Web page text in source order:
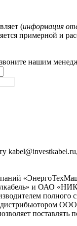
(информация
примерной и
нашим
и ОАО
полного